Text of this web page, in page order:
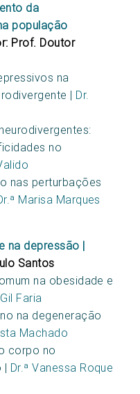
da
população
Prof. Doutor
na
| Dr.
no
nas perturbações
Marisa Marques
na depressão |
Santos
na obesidade e
Faria
na degeneração
Machado
corpo no
| Dr.ª Vanessa Roque